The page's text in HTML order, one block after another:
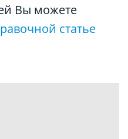
Вы можете
статье